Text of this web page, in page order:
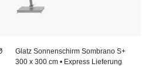
durch Design, Qualität und
Glatz Sonnenschirm Sombrano S+
300 x 300 cm • Express Lieferung